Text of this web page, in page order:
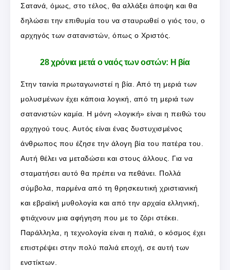
Σατανά, όμως, στο τέλος, θα αλλάξει άποψη και θα
δηλώσει την επιθυμία του να σταυρωθεί ο γιός του, ο
αρχηγός των σατανιστών, όπως ο Χριστός.
28 χρόνια μετά ο ναός των οστών: Η βία
Στην ταινία πρωταγωνιστεί η βία. Από τη μεριά των
μολυσμένων έχει κάποια λογική, από τη μεριά των
σατανιστών καμία. Η μόνη «λογική» είναι η πειθώ του
αρχηγού τους. Αυτός είναι ένας δυστυχισμένος
άνθρωπος που έζησε την άλογη βία του πατέρα του.
Αυτή θέλει να μεταδώσει και στους άλλους. Για να
σταματήσει αυτό θα πρέπει να πεθάνει. Πολλά
σύμβολα, παρμένα από τη θρησκευτική χριστιανική
και εβραϊκή μυθολογία και από την αρχαία ελληνική,
φτιάχνουν μια αφήγηση που με το ζόρι στέκει.
Παράλληλα, η τεχνολογία είναι η παλιά, ο κόσμος έχει
επιστρέψει στην πολύ παλιά εποχή, σε αυτή των
ενστίκτων.